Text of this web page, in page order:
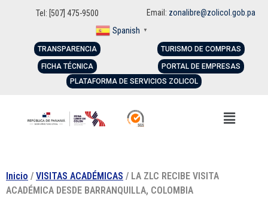
Tel: [507] 475-9500 Email: zonalibre@zolicol.gob.pa
Spanish ▼
TRANSPARENCIA
FICHA TÉCNICA
TURISMO DE COMPRAS
PORTAL DE EMPRESAS
PLATAFORMA DE SERVICIOS ZOLICOL
Inicio / VISITAS ACADÉMICAS / LA ZLC RECIBE VISITA
ACADÉMICA DESDE BARRANQUILLA, COLOMBIA